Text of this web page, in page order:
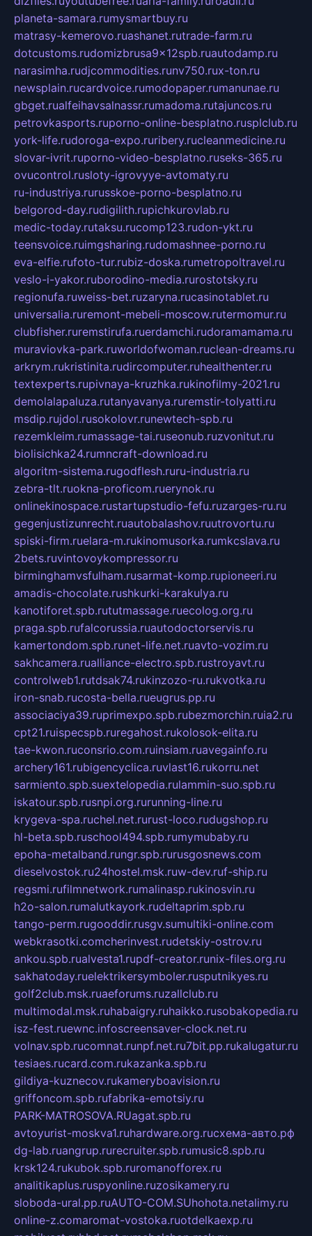
planeta-samara.rumysmartbuy.ru
matrasy-kemerovo.ruashanet.rutrade-farm.ru
dotcustoms.rudomizbrusa9x12spb.ruautodamp.ru
narasimha.rudjcommodities.runv750.rux-ton.ru
newsplain.rucardvoice.rumodopaper.rumanunae.ru
gbget.rualfeihavsalnassr.rumadoma.rutajuncos.ru
petrovkasports.ruporno-online-besplatno.rusplclub.ru
york-life.rudoroga-expo.ruribery.rucleanmedicine.ru
slovar-ivrit.ruporno-video-besplatno.ruseks-365.ru
ovucontrol.rusloty-igrovyye-avtomaty.ru
ru-industriya.rurusskoe-porno-besplatno.ru
belgorod-day.rudigilith.rupichkurovlab.ru
medic-today.rutaksu.rucomp123.rudon-ykt.ru
teensvoice.ruimgsharing.rudomashnee-porno.ru
eva-elfie.rufoto-tur.rubiz-doska.rumetropoltravel.ru
veslo-i-yakor.ruborodino-media.rurostotsky.ru
regionufa.ruweiss-bet.ruzaryna.rucasinotablet.ru
universalia.ruremont-mebeli-moscow.rutermomur.ru
clubfisher.ruremstirufa.ruerdamchi.rudoramamama.ru
muraviovka-park.ruworldofwoman.ruclean-dreams.ru
arkrym.rukristinita.rudircomputer.ruhealthenter.ru
textexperts.rupivnaya-kruzhka.rukinofilmy-2021.ru
demolalapaluza.rutanyavanya.ruremstir-tolyatti.ru
msdip.rujdol.rusokolovr.runewtech-spb.ru
rezemkleim.rumassage-tai.ruseonub.ruzvonitut.ru
biolisichka24.rumncraft-download.ru
algoritm-sistema.rugodflesh.ruru-industria.ru
zebra-tlt.ruokna-proficom.ruerynok.ru
onlinekinospace.rustartupstudio-fefu.ruzarges-ru.ru
gegenjustizunrecht.ruautobalashov.ruutrovortu.ru
spiski-firm.ruelara-m.rukinomusorka.rumkcslava.ru
2bets.ruvintovoykompressor.ru
birminghamvsfulham.rusarmat-komp.rupioneeri.ru
amadis-chocolate.rushkurki-karakulya.ru
kanotiforet.spb.rututmassage.ruecolog.org.ru
praga.spb.rufalcorussia.ruautodoctorservis.ru
kamertondom.spb.runet-life.net.ruavto-vozim.ru
sakhcamera.rualliance-electro.spb.rustroyavt.ru
controlweb1.rutdsak74.rukinzozo-ru.rukvotka.ru
iron-snab.rucosta-bella.rueugrus.pp.ru
associaciya39.ruprimexpo.spb.rubezmorchin.ruia2.ru
cpt21.ruispecspb.ruregahost.rukolosok-elita.ru
tae-kwon.ruconsrio.com.ruinsiam.ruavegainfo.ru
archery161.rubigencyclica.ruvlast16.rukorru.net
sarmiento.spb.suextelopedia.rulammin-suo.spb.ru
iskatour.spb.rusnpi.org.rurunning-line.ru
krygeva-spa.ruchel.net.rurust-loco.rudugshop.ru
hl-beta.spb.ruschool494.spb.rumymubaby.ru
epoha-metalband.rungr.spb.rurusgosnews.com
dieselvostok.ru24hostel.msk.ruw-dev.ruf-ship.ru
regsmi.rufilmnetwork.rumalinasp.rukinosvin.ru
h2o-salon.rumalutkayork.rudeltaprim.spb.ru
tango-perm.rugooddir.rusgv.sumultiki-online.com
webkrasotki.comcherinvest.rudetskiy-ostrov.ru
ankou.spb.rualvesta1.rupdf-creator.runix-files.org.ru
sakhatoday.ruelektrikersymboler.rusputnikyes.ru
golf2club.msk.ruaeforums.ruzallclub.ru
multimodal.msk.ruhabaigry.ruhaikko.rusobakopedia.ru
isz-fest.ruewnc.infoscreensaver-clock.net.ru
volnav.spb.rucomnat.runpf.net.ru7bit.pp.rukalugatur.ru
tesiaes.rucard.com.rukazanka.spb.ru
gildiya-kuznecov.rukameryboavision.ru
griffoncom.spb.rufabrika-emotsiy.ru
PARK-MATROSOVA.RUagat.spb.ru
avtoyurist-moskva1.ruhardware.org.ruсхема-авто.рф
dg-lab.ruangrup.rurecruiter.spb.rumusic8.spb.ru
krsk124.rukubok.spb.ruromanofforex.ru
analitikaplus.ruspyonline.ruzosikamery.ru
sloboda-ural.pp.ruAUTO-COM.SUhohota.netalimy.ru
online-z.comaromat-vostoka.ruotdelkaexp.ru